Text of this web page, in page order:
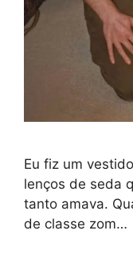
Eu fiz um
lenços de seda
tanto amava.
de classe zom…